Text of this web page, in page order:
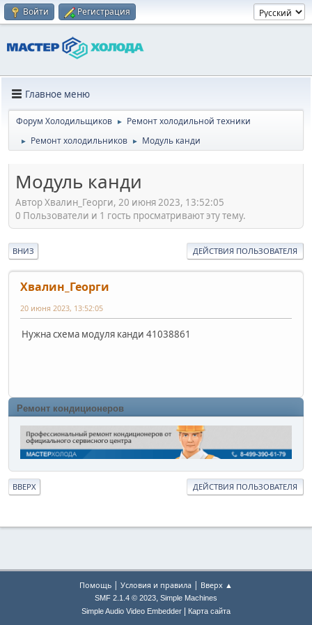
Войти Регистрация
Главное меню
Форум Холодильщиков ► Ремонт холодильной техники
► Ремонт холодильников ► Модуль канди
Модуль канди
Автор Хвалин_Георги, 20 июня 2023, 13:52:05
0 Пользователи и 1 гость просматривают эту тему.
ВНИЗ ДЕЙСТВИЯ ПОЛЬЗОВАТЕЛЯ
Хвалин_Георги
20 июня 2023, 13:52:05
Нужна схема модуля канди 41038861
Ремонт кондиционеров
ВВЕРХ ДЕЙСТВИЯ ПОЛЬЗОВАТЕЛЯ
Помощь | Условия и правила | Вверх ▲
SMF 2.1.4 © 2023, Simple Machines
Simple Audio Video Embedder
Карта сайта